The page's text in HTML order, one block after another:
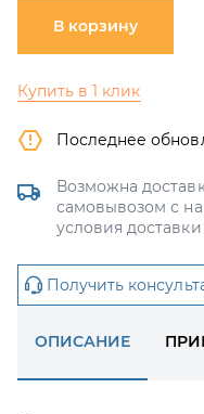
В корзину
Купить в 1 клик
Последнее
Возможна
самовывозом с
условия
Получить
ОПИСАНИЕ